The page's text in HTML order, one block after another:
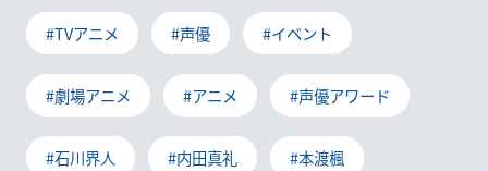
#TVアニメ #声優 #イベント
#劇場アニメ #アニメ #声優アワード
#石川界人 #内田真礼 #本渡楓